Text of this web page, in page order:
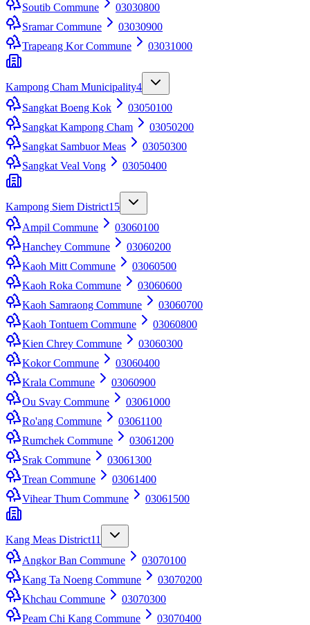
Soutib Commune
03030800
Sramar Commune
03030900
Trapeang Kor Commune
03031000
Kampong Cham Municipality4
Sangkat Boeng Kok
03050100
Sangkat Kampong Cham
03050200
Sangkat Sambuor Meas
03050300
Sangkat Veal Vong
03050400
Kampong Siem District15
Ampil Commune
03060100
Hanchey Commune
03060200
Kaoh Mitt Commune
03060500
Kaoh Roka Commune
03060600
Kaoh Samraong Commune
03060700
Kaoh Tontuem Commune
03060800
Kien Chrey Commune
03060300
Kokor Commune
03060400
Krala Commune
03060900
Ou Svay Commune
03061000
Ro'ang Commune
03061100
Rumchek Commune
03061200
Srak Commune
03061300
Trean Commune
03061400
Vihear Thum Commune
03061500
Kang Meas District11
Angkor Ban Commune
03070100
Kang Ta Noeng Commune
03070200
Khchau Commune
03070300
Peam Chi Kang Commune
03070400